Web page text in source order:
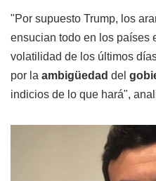
"Por supuesto Trump, los
ensucian todo en los países
volatilidad de los últimos
por la ambigüedad del
indicios de lo que hará",